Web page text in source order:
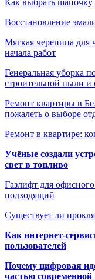
Восстановление
Мягкая черепица для
начала работ
Генеральная уборка
строительной пыли и
Ремонт квартиры в
пожалеть о выборе
Ремонт в квартире:
Учёные создали
свет в топливо
Газлифт для
подходящий
Существует ли
Как интернет-
пользователей
Почему цифровая
частью